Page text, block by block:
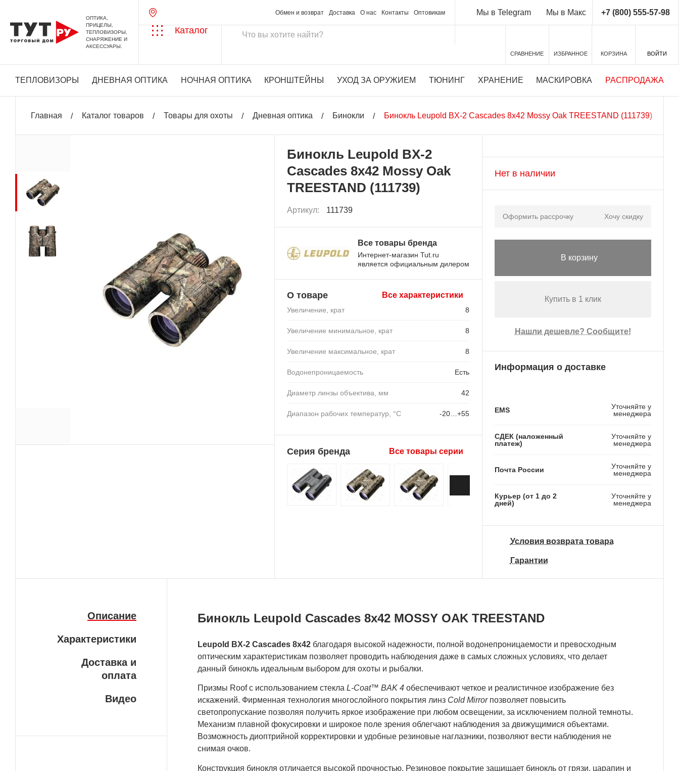
ОПТИКА,
ПРИЦЕЛЫ,
ТЕПЛОВИЗОРЫ,
СНАРЯЖЕНИЕ И
АКСЕССУАРЫ.
Обмен и возврат Доставка О нас Контакты Оптовикам Мы в Telegram Мы в Макс +7 (800) 555-57-98
Каталог
СРАВНЕНИЕ ИЗБРАННОЕ КОРЗИНА ВОЙТИ
ТЕПЛОВИЗОРЫ ДНЕВНАЯ ОПТИКА НОЧНАЯ ОПТИКА КРОНШТЕЙНЫ УХОД ЗА ОРУЖИЕМ ТЮНИНГ ХРАНЕНИЕ МАСКИРОВКА РАСПРОДАЖА
Главная Каталог товаров Товары для охоты Дневная оптика Бинокли Бинокль Leupold BX-2 Cascades 8x42 Mossy Oak TREESTAND (111739)
Бинокль Leupold BX-2
Cascades 8x42 Mossy Oak
TREESTAND (111739)
Артикул: 111739
Все товары бренда
Интернет-магазин Tut.ru
является официальным дилером
О товаре Все характеристики
Увеличение, крат 8
Увеличение минимальное, крат 8
Увеличение максимальное, крат 8
Водонепроницаемость Есть
Диаметр линзы объектива, мм 42
Диапазон рабочих температур, °C -20…+55
Серия бренда Все товары серии
Нет в наличии
Оформить рассрочку Хочу скидку
В корзину
Купить в 1 клик
Нашли дешевле? Сообщите!
Информация о доставке
EMS
Уточняйте у
менеджера
СДЕК (наложенный
платеж)
Уточняйте у
менеджера
Почта России
Уточняйте у
менеджера
Курьер (от 1 до 2
дней)
Уточняйте у
менеджера
Условия возврата товара
Гарантии
Описание
Характеристики
Доставка и
оплата
Видео
Бинокль Leupold Cascades 8х42 MOSSY OAK TREESTAND
Leupold BX-2 Cascades 8х42 благодаря высокой надежности, полной водонепроницаемости и превосходным
оптическим характеристикам позволяет проводить наблюдения даже в самых сложных условиях, что делает
данный бинокль идеальным выбором для охоты и рыбалки.
Призмы Roof с использованием стекла L-Coat™ BAK 4 обеспечивают четкое и реалистичное изображение без
искажений. Фирменная технология многослойного покрытия линз Cold Mirrorпозволяет повысить
светопропускание позволяя получить яркое изображение при любом освещении, за исключением полной темноты.
Механизм плавной фокусировки и широкое поле зрения облегчают наблюдения за движущимися объектами.
Возможность диоптрийной корректировки и удобные резиновые наглазники, позволяют вести наблюдения не
снимая очков.
Конструкция бинокля отличается высокой прочностью. Резиновое покрытие защищает бинокль от грязи, царапин и